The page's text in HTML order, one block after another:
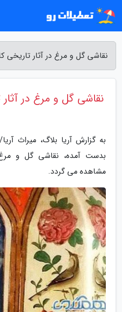
نقاشی گل و مرغ در آثار تاریخی
نقاشی گل و مرغ در
به گزارش آریا بلاگ، میراث
بدست آمده، نقاشی گل و مرغ
مشاهده می گردد.